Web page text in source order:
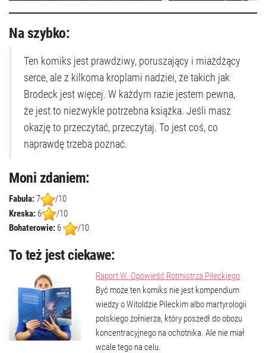
Na szybko:
Ten komiks jest prawdziwy, poruszający i miażdżący
serce, ale z kilkoma kroplami nadziei, że takich jak
Brodeck jest więcej. W każdym razie jestem pewna,
że jest to niezwykle potrzebna książka. Jeśli masz
okazję to przeczytać, przeczytaj. To jest coś, co
naprawdę trzeba poznać.
Moni zdaniem:
Fabuła:7
/10
Kreska: 6
/10
Bohaterowie: 6 /10
To też jest ciekawe:
Raport W. Opowieść Rotmistrza Pileckiego
Być może ten komiks nie jest kompendium
wiedzy o Witoldzie Pileckim albo martyrologii
polskiego żołnierza, który poszedł do obozu
koncentracyjnego na ochotnika. Ale nie miał
wcale tego na celu.